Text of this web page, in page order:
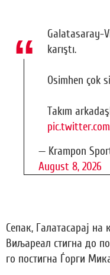
Galatasaray-
karıştı.
Osimhen çok
Takım
— Krampon
August 8, 2026
Сепак, Галатасарај на
Виљареал стигна до
го постигна Ѓорги